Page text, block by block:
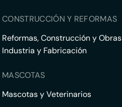
CONSTRUCCIÓN Y REFORMAS
Reformas, Construcción y Obras
Industria y Fabricación
MASCOTAS
Mascotas y Veterinarios